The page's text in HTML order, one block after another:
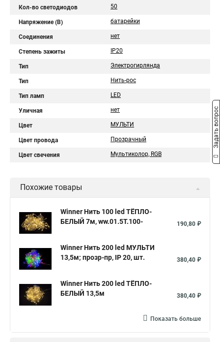
Кол-во светодиодов 50
Напряжение (В) батарейки
Соединения нет
Степень зажиты IP20
Тип Электрогирлянда
Тип Нить-рос
Тип ламп LED
Уличная нет
Цвет МУЛЬТИ
Цвет провода Прозрачный
Цвет свечения Мультиколор, RGB
Похожие товары
Winner Нить 100 led ТЁПЛО-
БЕЛЫЙ 7м, ww.01.5Т.100-
190,80 ₽
Winner Нить 200 led МУЛЬТИ
13,5м; прозр-пр, IP 20, шт.
380,40 ₽
Winner Нить 200 led ТЁПЛО-
БЕЛЫЙ 13,5м
380,40 ₽
Показать больше
Задать вопрос